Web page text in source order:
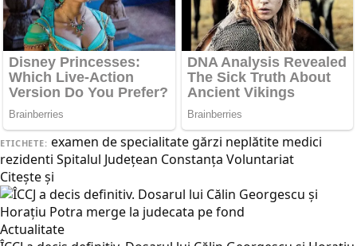
ETICHETE: examen de specialitate gărzi neplătite medici
rezidenti Spitalul Județean Constanța Voluntariat
Citește și
Actualitate